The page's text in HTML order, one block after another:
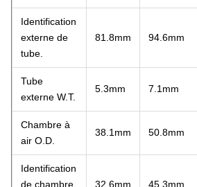
Identification
externe de
tube.
81.8mm 94.6mm
Tube
externe W.T.
5.3mm 7.1mm
Chambre à
air O.D.
38.1mm 50.8mm
Identification
de chambre
32.6mm 45.3mm